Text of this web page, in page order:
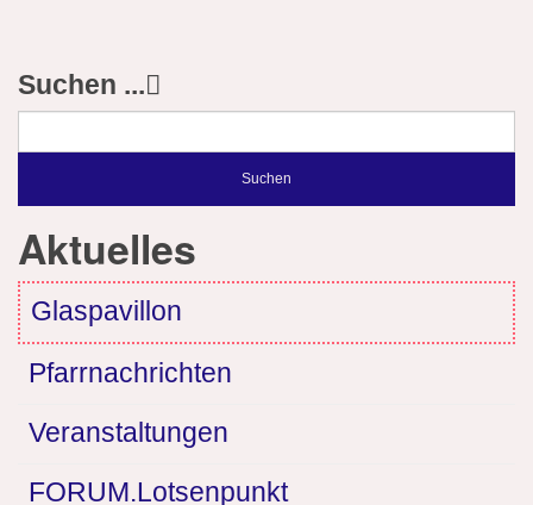
Suchen ...
Suchen
Aktuelles
Glaspavillon
Pfarrnachrichten
Veranstaltungen
FORUM.Lotsenpunkt